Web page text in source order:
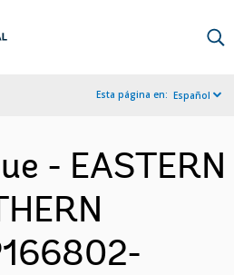
Esta página en: Español
- EASTERN